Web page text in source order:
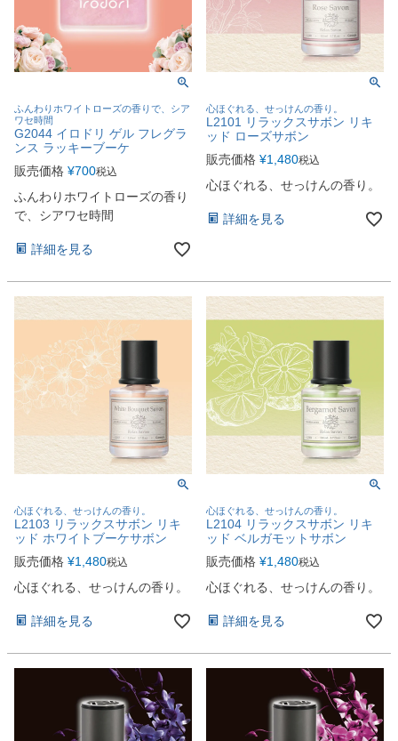
ふんわりホワイトローズの香りで、シア
ワセ時間
G2044 イロドリ ゲル フレグラ
ンス ラッキーブーケ
販売価格 ¥700税込
ふんわりホワイトローズの香り
で、シアワセ時間
詳細を見る
心ほぐれる、せっけんの香り。
L2101 リラックスサボン リキ
ッド ローズサボン
販売価格 ¥1,480税込
心ほぐれる、せっけんの香り。
詳細を見る
心ほぐれる、せっけんの香り。
L2103 リラックスサボン リキ
ッド ホワイトブーケサボン
販売価格 ¥1,480税込
心ほぐれる、せっけんの香り。
詳細を見る
心ほぐれる、せっけんの香り。
L2104 リラックスサボン リキ
ッド ベルガモットサボン
販売価格 ¥1,480税込
心ほぐれる、せっけんの香り。
詳細を見る